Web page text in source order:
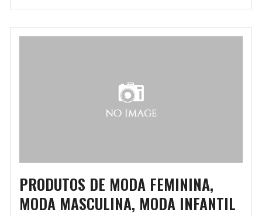
PRODUTOS DE MODA FEMININA,
MODA MASCULINA, MODA INFANTIL